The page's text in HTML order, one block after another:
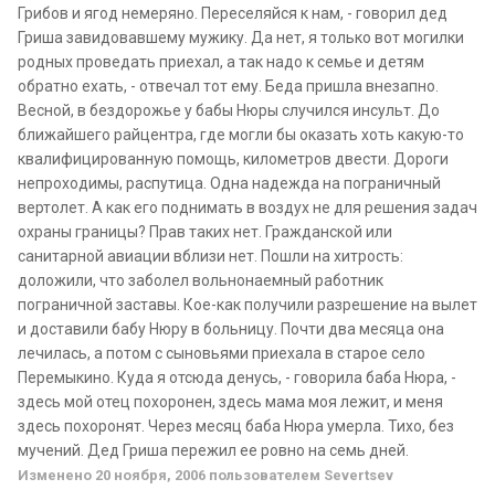
Грибов и ягод немеряно. Переселяйся к нам, - говорил дед
Гриша завидовавшему мужику. Да нет, я только вот могилки
родных проведать приехал, а так надо к семье и детям
обратно ехать, - отвечал тот ему. Беда пришла внезапно.
Весной, в бездорожье у бабы Нюры случился инсульт. До
ближайшего райцентра, где могли бы оказать хоть какую-то
квалифицированную помощь, километров двести. Дороги
непроходимы, распутица. Одна надежда на пограничный
вертолет. А как его поднимать в воздух не для решения задач
охраны границы? Прав таких нет. Гражданской или
санитарной авиации вблизи нет. Пошли на хитрость:
доложили, что заболел вольнонаемный работник
пограничной заставы. Кое-как получили разрешение на вылет
и доставили бабу Нюру в больницу. Почти два месяца она
лечилась, а потом с сыновьями приехала в старое село
Перемыкино. Куда я отсюда денусь, - говорила баба Нюра, -
здесь мой отец похоронен, здесь мама моя лежит, и меня
здесь похоронят. Через месяц баба Нюра умерла. Тихо, без
мучений. Дед Гриша пережил ее ровно на семь дней.
Изменено 20 ноября, 2006 пользователем Severtsev